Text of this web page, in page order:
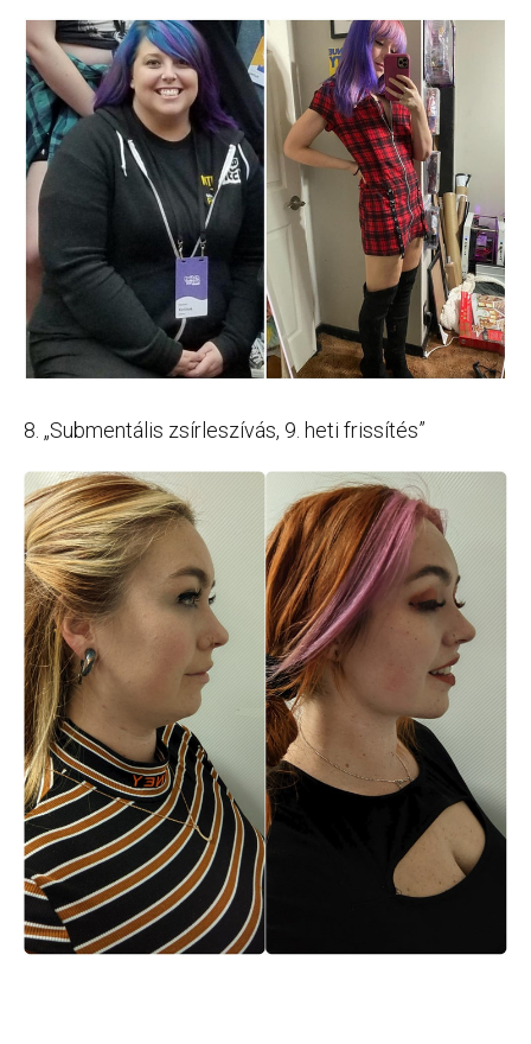
8. „Submentális zsírleszívás, 9. heti frissítés”